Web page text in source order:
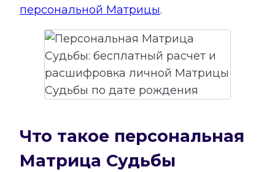
персональной Матрицы.
Что такое персональная
Матрица Судьбы